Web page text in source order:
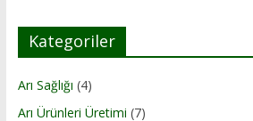
Kategoriler
Arı Sağlığı (4)
Arı Ürünleri Üretimi (7)